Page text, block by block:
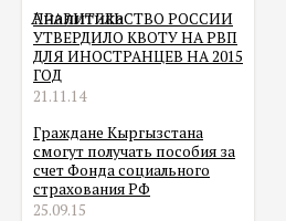
Аналитика
ПРАВИТЕЛЬСТВО РОССИИ
УТВЕРДИЛО КВОТУ НА РВП
ДЛЯ ИНОСТРАНЦЕВ НА 2015
ГОД
21.11.14
Граждане Кыргызстана
смогут получать пособия за
счет Фонда социального
страхования РФ
25.09.15